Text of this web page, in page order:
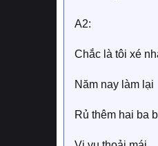
A2:
Chắc là tôi xé
Năm nay làm lại
Rủ thêm hai ba